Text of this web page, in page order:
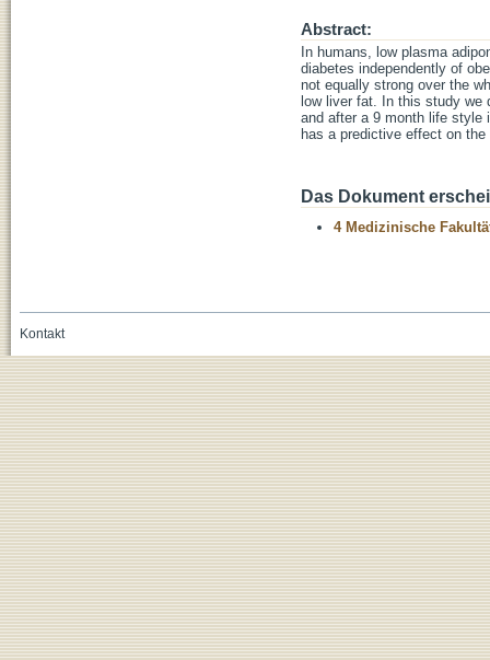
Abstract:
In humans, low plasma
diabetes independently of
not equally strong over the
low liver fat. In this study we
and after a 9 month life style
has a predictive effect on
Das Dokument
4 Medizinische
Kontakt